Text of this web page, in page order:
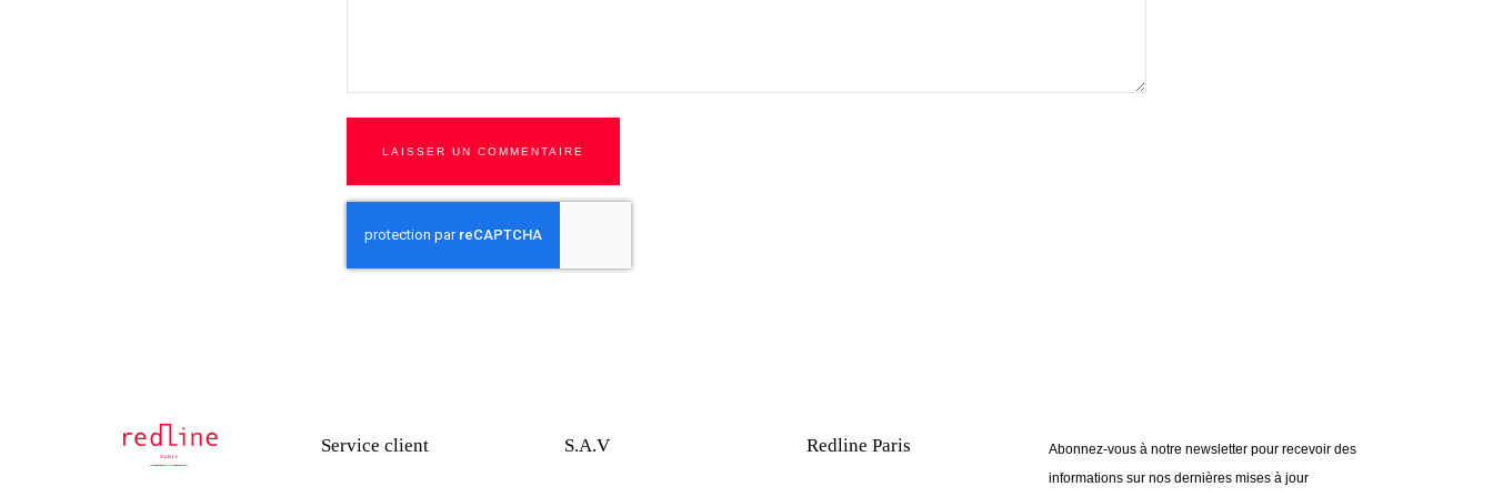
LAISSER UN COMMENTAIRE
Service client S.A.V Redline Paris
Abonnez-vous à notre newsletter pour recevoir des
informations sur nos dernières mises à jour